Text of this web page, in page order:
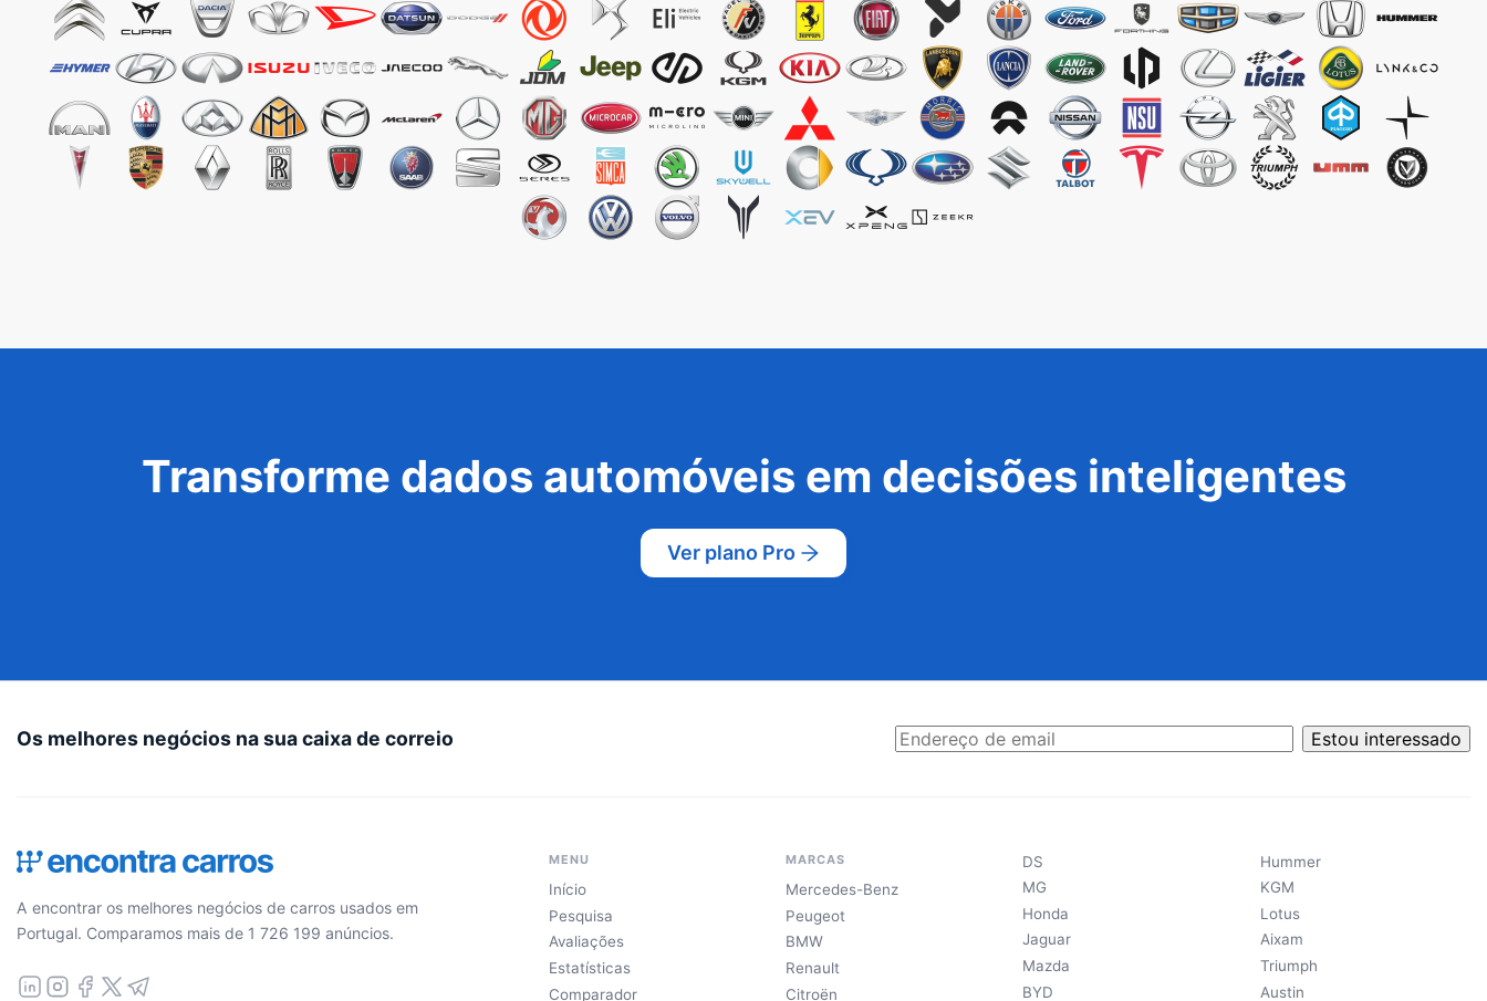
Transforme dados automóveis em decisões inteligentes
Ver plano Pro
Os melhores negócios na sua caixa de correio Estou interessado
A encontrar os melhores negócios de carros usados em
Portugal. Comparamos mais de 1 726 199 anúncios.
MENU
Início
Pesquisa
Avaliações
Estatísticas
Comparador
MARCAS
Mercedes-Benz
Peugeot
BMW
Renault
Citroën
DS
MG
Honda
Jaguar
Mazda
BYD
Hummer
KGM
Lotus
Aixam
Triumph
Austin